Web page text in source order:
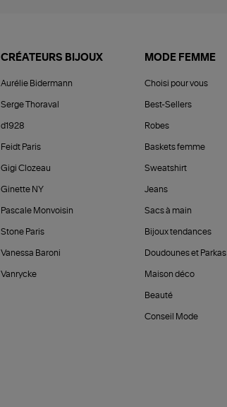
CRÉATEURS BIJOUX
Aurélie Bidermann
Serge Thoraval
d1928
Feidt Paris
Gigi Clozeau
Ginette NY
Pascale Monvoisin
Stone Paris
Vanessa Baroni
Vanrycke
MODE FEMME
Choisi pour vous
Best-Sellers
Robes
Baskets femme
Sweatshirt
Jeans
Sacs à main
Bijoux tendances
Doudounes et Parkas
Maison déco
Beauté
Conseil Mode